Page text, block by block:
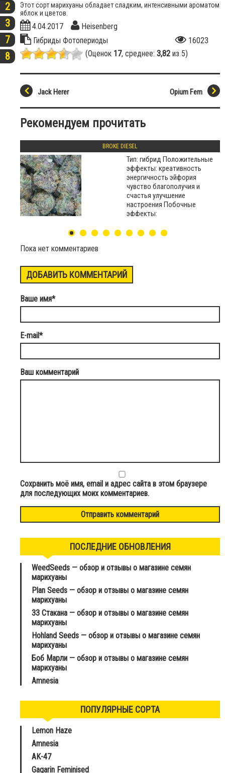
2
3
7
8
Этот сорт марихуаны обладает сладким, интенсивными ароматом
яблок и цветов.
4.04.2017
Heisenberg
Гибриды Фотопериоды
16023
(Оценок 17, среднее: 3,82 из 5)
Opium Fem
Jack Herer
Рекомендуем прочитать
BROKE DIESEL
Тип: гибрид Положительные
эффекты: креативность
энергичность эйфория
чувство благополучия и
счастья улучшение
настроения Побочные
эффекты:
Пока нет комментариев
ДОБАВИТЬ КОММЕНТАРИЙ
Ваше имя*
E-mail*
Ваш комментарий
Сохранить моё имя, email и адрес сайта в этом браузере
для последующих моих комментариев.
ПОСЛЕДНИЕ ОБНОВЛЕНИЯ
WeedSeeds — обзор и отзывы о магазине семян
марихуаны
Plan Seeds — обзор и отзывы о магазине семян
марихуаны
33 Стакана — обзор и отзывы о магазине семян
марихуаны
Hohland Seeds — обзор и отзывы о магазине семян
марихуаны
Боб Марли — обзор и отзывы о магазине семян
марихуаны
Amnesia
ПОПУЛЯРНЫЕ СОРТА
Lemon Haze
Amnesia
AK-47
Gagarin Feminised